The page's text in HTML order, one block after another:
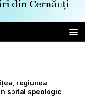
regiunea
spital speologic